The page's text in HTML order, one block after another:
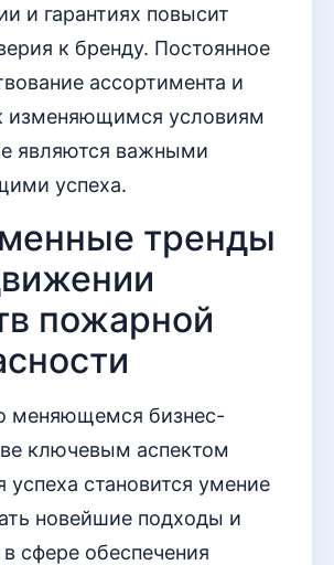
и гарантиях повысит
к бренду. Постоянное
ассортимента и
изменяющимся условиям
являются важными
успеха.
тренды
пожарной
меняющемся бизнес-
ключевым аспектом
успеха становится умение
новейшие подходы и
сфере обеспечения